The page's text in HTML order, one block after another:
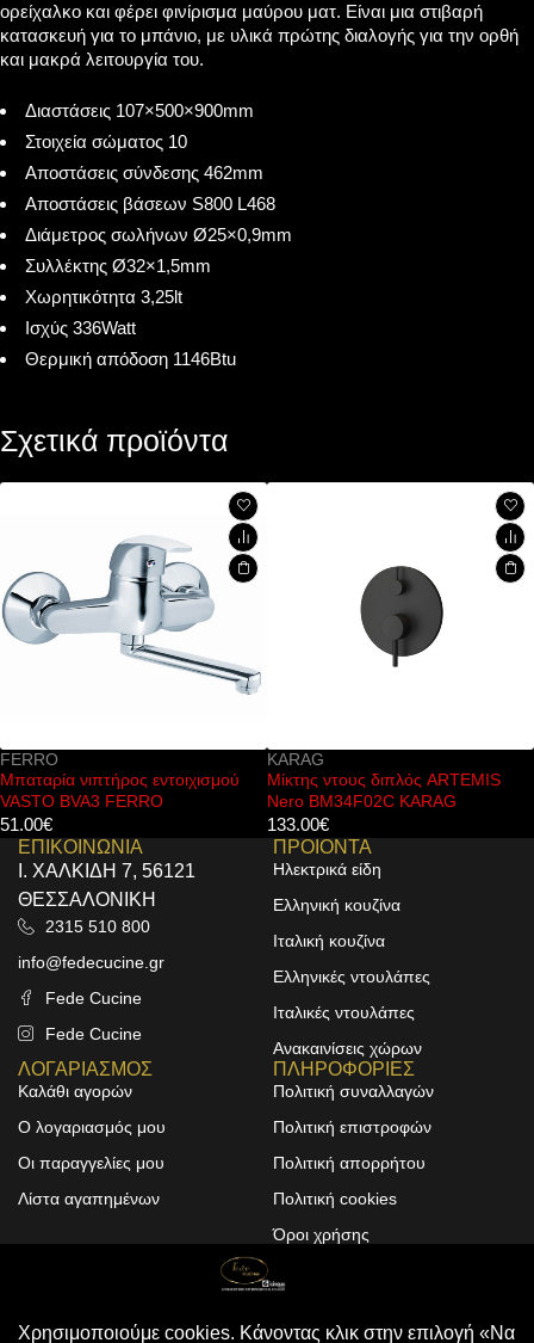
ορείχαλκο και φέρει φινίρισμα μαύρου ματ. Είναι μια στιβαρή
κατασκευή για το μπάνιο, με υλικά πρώτης διαλογής για την ορθή
και μακρά λειτουργία του.
Διαστάσεις 107×500×900mm
Στοιχεία σώματος 10
Αποστάσεις σύνδεσης 462mm
Αποστάσεις βάσεων S800 L468
Διάμετρος σωλήνων Ø25×0,9mm
Συλλέκτης Ø32×1,5mm
Χωρητικότητα 3,25lt
Ισχύς 336Watt
Θερμική απόδοση 1146Btu
Σχετικά προϊόντα
KARAG
Μίκτης ντους διπλός ARTEMIS
Nero BM34F02C KARAG
133.00
KARAG
Βραχίονας παροχής νερού
AC00903-O KARAG 33,4cm
50.00
ΕΠΙΚΟΙΝΩΝΙΑ
Ι. ΧΑΛΚΙΔΗ 7, 56121
ΘΕΣΣΑΛΟΝΙΚΗ
2315 510 800
info@fedecucine.gr
Fede Cucine
Fede Cucine
ΠΡΟΙΟΝΤΑ
Ηλεκτρικά είδη
Ελληνική κουζίνα
Ιταλική κουζίνα
Ελληνικές ντουλάπες
Ιταλικές ντουλάπες
Ανακαινίσεις χώρων
ΛΟΓΑΡΙΑΣΜΟΣ
Καλάθι αγορών
Ο λογαριασμός μου
Οι παραγγελίες μου
Λίστα αγαπημένων
ΠΛΗΡΟΦΟΡΙΕΣ
Πολιτική συναλλαγών
Πολιτική επιστροφών
Πολιτική απορρήτου
Πολιτική cookies
Όροι χρήσης
Design & Development by
ALPHA DESIGNERS